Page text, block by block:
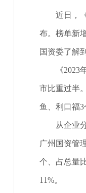
近日，
布。榜单新
国资委了解
《
市比重过半
鱼、利口福
从企业
广州国资管
个、占总量
11%。